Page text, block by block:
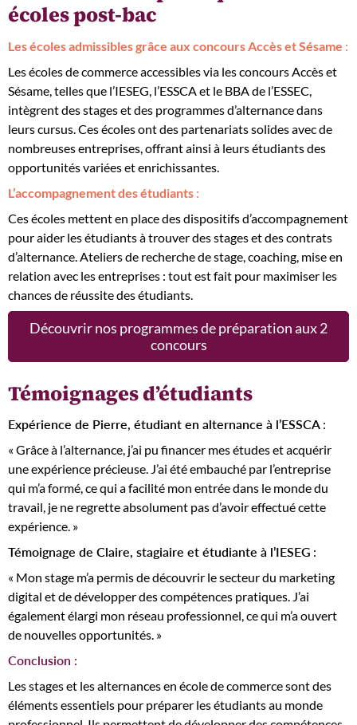
écoles post-bac
Les écoles admissibles grâce aux concours Accès et Sésame :
Les écoles de commerce accessibles via les concours Accès et
Sésame, telles que l’IESEG, l’ESSCA et le BBA de l’ESSEC,
intègrent des stages et des programmes d’alternance dans
leurs cursus. Ces écoles ont des partenariats solides avec de
nombreuses entreprises, offrant ainsi à leurs étudiants des
opportunités variées et enrichissantes.
L’accompagnement des étudiants :
Ces écoles mettent en place des dispositifs d’accompagnement
pour aider les étudiants à trouver des stages et des contrats
d’alternance. Ateliers de recherche de stage, coaching, mise en
relation avec les entreprises : tout est fait pour maximiser les
chances de réussite des étudiants.
Découvrir nos programmes de préparation aux 2
concours
Témoignages d’étudiants
Expérience de Pierre, étudiant en alternance à l’ESSCA :
« Grâce à l’alternance, j’ai pu financer mes études et acquérir
une expérience précieuse. J’ai été embauché par l’entreprise
qui m’a formé, ce qui a facilité mon entrée dans le monde du
travail, je ne regrette absolument pas d’avoir effectué cette
expérience. »
Témoignage de Claire, stagiaire et étudiante à l’IESEG :
« Mon stage m’a permis de découvrir le secteur du marketing
digital et de développer des compétences pratiques. J’ai
également élargi mon réseau professionnel, ce qui m’a ouvert
de nouvelles opportunités. »
Conclusion :
Les stages et les alternances en école de commerce sont des
éléments essentiels pour préparer les étudiants au monde